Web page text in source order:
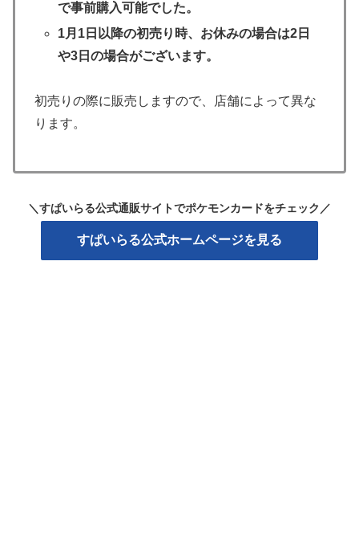
で事前購入可能でした。
1月 1 日以降の初売り時、お休みの場合は2 日
や3 日の場合がございます。
初売りの際に販売しますので、店舗によって異な
ります。
＼すぱいらる公式通販サイトでポケモンカードをチェック／
すぱいらる公式ホームページを見る